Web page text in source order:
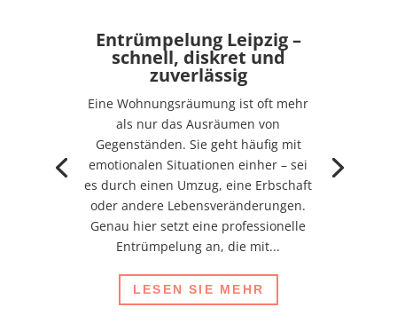
Entrümpelung Leipzig –
schnell, diskret und
zuverlässig
Eine Wohnungsräumung ist oft mehr
als nur das Ausräumen von
Gegenständen. Sie geht häufig mit
emotionalen Situationen einher – sei
es durch einen Umzug, eine Erbschaft
oder andere Lebensveränderungen.
Genau hier setzt eine professionelle
Entrümpelung an, die mit...
LESEN SIE MEHR